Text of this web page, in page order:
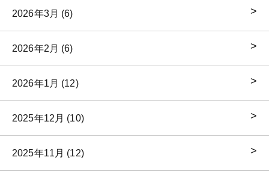
2026年3月 (6)
2026年2月 (6)
2026年1月 (12)
2025年12月 (10)
2025年11月 (12)